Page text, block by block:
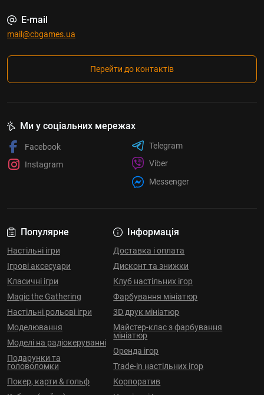
E-mail
mail@cbgames.ua
Перейти до контактів
Популярне
Настільні ігри
Ігрові аксесуари
Класичні ігри
Magic the Gathering
Настільні рольові ігри
Моделювання
Моделі на радіокеруванні
Подарунки та
головоломки
Покер, карти & гольф
Інформація
Доставка і оплата
Дисконт та знижки
Клуб настільних ігор
Фарбування мініатюр
3D друк мініатюр
Майстер-клас з фарбування
мініатюр
Оренда ігор
Trade-in настільних ігор
Корпоратив
Ми у соціальних мережах
Facebook
Instagram
Telegram
Viber
Messenger